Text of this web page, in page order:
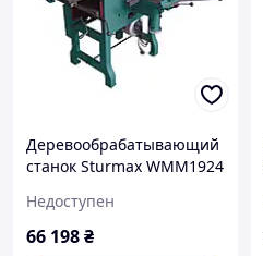
Деревообрабатывающий
станок Sturmax WMM1924
Недоступен
66 198₴